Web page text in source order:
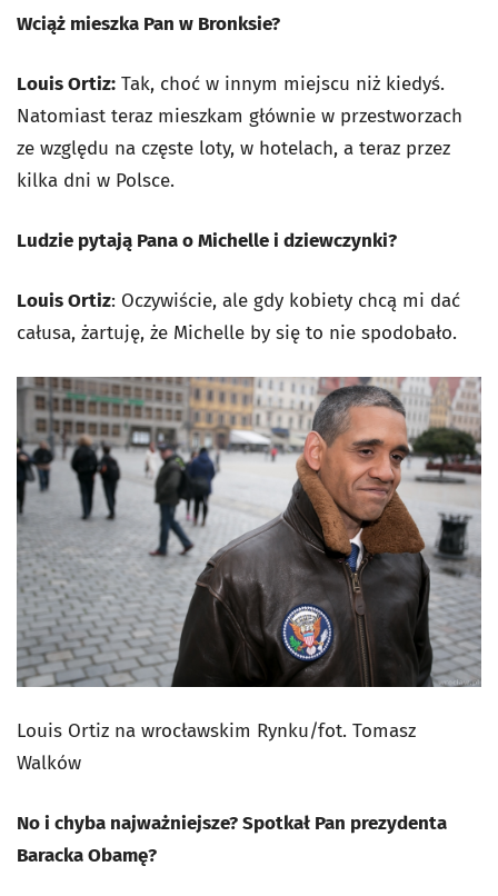
Wciąż mieszka Pan w Bronksie?
Louis Ortiz: Tak, choć w innym miejscu niż kiedyś.
Natomiast teraz mieszkam głównie w przestworzach
ze względu na częste loty, w hotelach, a teraz przez
kilka dni w Polsce.
Ludzie pytają Pana o Michelle i dziewczynki?
Louis Ortiz: Oczywiście, ale gdy kobiety chcą mi dać
całusa, żartuję, że Michelle by się to nie spodobało.
Louis Ortiz na wrocławskim Rynku/fot. Tomasz
Walków
No i chyba najważniejsze? Spotkał Pan prezydenta
Baracka Obamę?